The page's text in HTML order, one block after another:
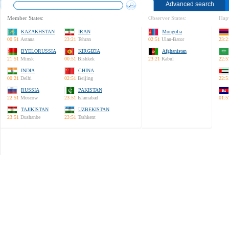
Advanced search
Member States:
KAZAKHSTAN
00:51 Astana
IRAN
23:21 Tehran
BYELORUSSIA
21:51 Minsk
KIRGIZIA
00:51 Bishkek
INDIA
00:21 Delhi
CHINA
02:51 Beijing
RUSSIA
22:51 Moscow
PAKISTAN
23:51 Islamabad
TAJIKISTAN
23:51 Dushanbe
UZBEKISTAN
23:51 Tashkent
Observer States:
Mongolia
02:51 Ulan-Bator
Afghanistan
23:21 Kabul